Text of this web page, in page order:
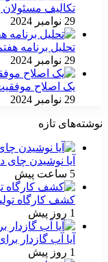
تکالیف
29 نوامبر 2024
تحلیل برنامه
29 نوامبر 2024
یک اصلاح
29 نوامبر 2024
نوشته‌های تازه
آیا نوشیدن
5 ساعت پیش
کشف کارگاه
1 روز پیش
آیا آب گازدار
1 روز پیش